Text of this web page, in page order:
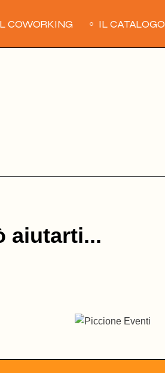
COWORKING IL CATALOGO
aiutarti...